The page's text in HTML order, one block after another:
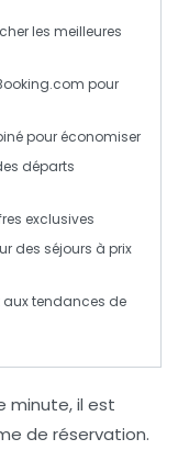
les meilleures
pour
pour économiser
départs
exclusives
des séjours à prix
auxtendances de
minute, il est
de réservation.